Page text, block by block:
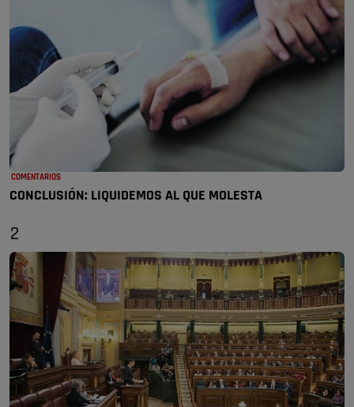
COMENTARIOS
CONCLUSIÓN: LIQUIDEMOS AL QUE MOLESTA
2